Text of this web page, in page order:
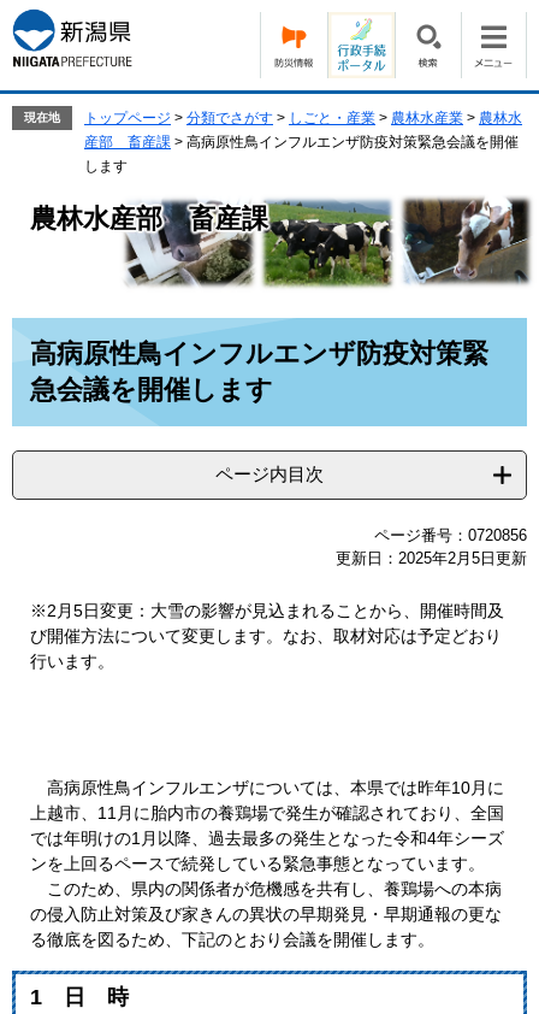
ー
ジ
の
ニ
ュ
ー
現在地 トップページ > 分類でさがす > しごと・産業 > 農林水産業 > 農林水
産部 畜産課 > 高病原性鳥インフルエンザ防疫対策緊急会議を開催
します
農林水産部 畜産課
高病原性鳥インフルエンザ防疫対策緊
急会議を開催します
ページ内目次
ページ番号：0720856
更新日：2025年2月5日更新
※2月5日変更：大雪の影響が見込まれることから、開催時間及
び開催方法について変更します。なお、取材対応は予定どおり
行います。
高病原性鳥インフルエンザについては、本県では昨年10月に
上越市、11月に胎内市の養鶏場で発生が確認されており、全国
では年明けの1月以降、過去最多の発生となった令和4年シーズ
ンを上回るペースで続発している緊急事態となっています。
このため、県内の関係者が危機感を共有し、養鶏場への本病
の侵入防止対策及び家きんの異状の早期発見・早期通報の更な
る徹底を図るため、下記のとおり会議を開催します。
1 日 時